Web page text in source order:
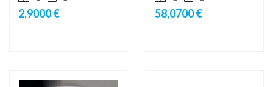
2,9000 € 58,0700 €